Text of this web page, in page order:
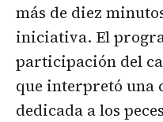
más de diez
iniciativa. El
participación del
que interpretó una
dedicada a los